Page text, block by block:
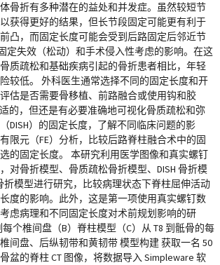
骨折有多种潜在的益处和并发症。虽然较短节
获得更好的结果，但长节段固定可能更有利于
凸，而固定长度可能会受到后路固定后邻近节
定失效（松动）和手术侵入性考虑的影响。在这
质疏松和基础疾病引起的骨折患者相比，年轻
较低。 外科医生通常选择不同的固定长度和开
估是否需要骨移植、前路融合或使用钩和胶
的，但还是有必要准确地可视化骨质疏松和弥
DISH）的固定长度，了解不同临床问题的影
限元（FE）分析，比较后路脊柱融合术中的固
的固定长度。 本研究利用医学图像和真实螺钉
对骨折模型、骨质疏松骨折模型、DISH 骨折模
折模型进行研究，比较病理状态下脊柱屈伸活动
度的影响。此外，这是第一项使用真实螺钉数
虑病理和不同固定长度对术前规划影响的研
个椎间盘（B）脊柱模型（C）从 T8 到骶骨的每
间盘、后纵韧带和黄韧带 模型构建 获取一名 50
盆的脊柱 CT 图像，将数据导入 Simpleware 软